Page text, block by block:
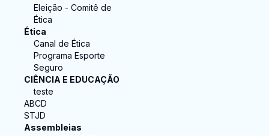
Eleição - Comitê de
Ética
Ética
Canal de Ética
Programa Esporte
Seguro
CIÊNCIA E EDUCAÇÃO
teste
ABCD
STJD
Assembleias